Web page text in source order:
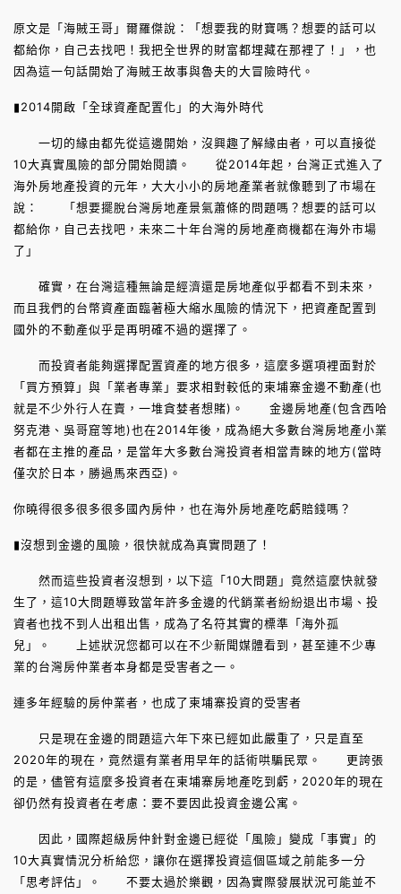
原文是「海賊王哥」爾羅傑說：「想要我的財寶嗎？想要的話可以
都給你，自己去找吧！我把全世界的財富都埋藏在那裡了！」，也
因為這一句話開始了海賊王故事與魯夫的大冒險時代。
▮2014開啟「全球資產配置化」的大海外時代
一切的緣由都先從這邊開始，沒興趣了解緣由者，可以直接從
10大真實風險的部分開始閱讀。 從2014年起，台灣正式進入了
海外房地產投資的元年，大大小小的房地產業者就像聽到了市場在
說： 「想要擺脫台灣房地產景氣蕭條的問題嗎？想要的話可以
都給你，自己去找吧，未來二十年台灣的房地產商機都在海外市場
了」
確實，在台灣這種無論是經濟還是房地產似乎都看不到未來，
而且我們的台幣資產面臨著極大縮水風險的情況下，把資產配置到
國外的不動產似乎是再明確不過的選擇了。
而投資者能夠選擇配置資產的地方很多，這麼多選項裡面對於
「買方預算」與「業者專業」要求相對較低的柬埔寨金邊不動產(也
就是不少外行人在賣，一堆貪婪者想賭)。 金邊房地產(包含西哈
努克港、吳哥窟等地)也在2014年後，成為絕大多數台灣房地產小業
者都在主推的產品，是當年大多數台灣投資者相當青睞的地方(當時
僅次於日本，勝過馬來西亞)。
你曉得很多很多很多國內房仲，也在海外房地產吃虧賠錢嗎？
▮沒想到金邊的風險，很快就成為真實問題了！
然而這些投資者沒想到，以下這「10大問題」竟然這麼快就發
生了，這10大問題導致當年許多金邊的代銷業者紛紛退出市場、投
資者也找不到人出租出售，成為了名符其實的標準「海外孤
兒」。 上述狀況您都可以在不少新聞媒體看到，甚至連不少專
業的台灣房仲業者本身都是受害者之一。
連多年經驗的房仲業者，也成了柬埔寨投資的受害者
只是現在金邊的問題這六年下來已經如此嚴重了，只是直至
2020年的現在，竟然還有業者用早年的話術哄騙民眾。 更誇張
的是，儘管有這麼多投資者在柬埔寨房地產吃到虧，2020年的現在
卻仍然有投資者在考慮：要不要因此投資金邊公寓。
因此，國際超級房仲針對金邊已經從「風險」變成「事實」的
10大真實情況分析給您，讓你在選擇投資這個區域之前能多一分
「思考評估」。 不要太過於樂觀，因為實際發展狀況可能並不